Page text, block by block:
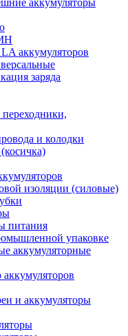
аккумуляторы
аккумуляторов
заряда
и колодки
изоляции (силовые)
питания
упаковке
аккумуляторные
и аккумуляторы